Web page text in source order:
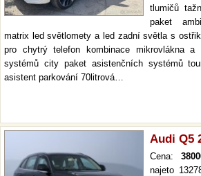
tlumičů
paket
matrix led světlomety a led zadní světla s
pro chytrý telefon kombinace mikrovlákna a
systémů city paket asistenčních systémů
asistent parkování 70litrová…
Audi Q5
Cena:
najeto